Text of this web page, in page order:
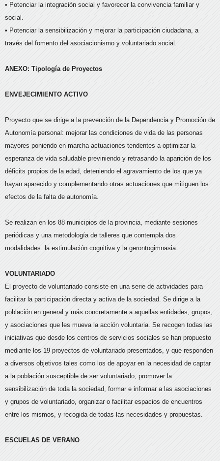
• Potenciar la integración social y favorecer la convivencia familiar y
social.
• Potenciar la sensibilización y mejorar la participación ciudadana, a
través del fomento del asociacionismo y voluntariado social.
ANEXO: Tipología de Proyectos
ENVEJECIMIENTO ACTIVO
Proyecto que se dirige a la prevención de la Dependencia y Promoción de
Autonomía personal: mejorar las condiciones de vida de las personas
mayores poniendo en marcha actuaciones tendentes a optimizar la
esperanza de vida saludable previniendo y retrasando la aparición de los
déficits propios de la edad, deteniendo el agravamiento de los que ya
hayan aparecido y complementando otras actuaciones que mitiguen los
efectos de la falta de autonomía.
Se realizan en los 88 municipios de la provincia, mediante sesiones
periódicas y una metodología de talleres que contempla dos
modalidades: la estimulación cognitiva y la gerontogimnasia.
VOLUNTARIADO
El proyecto de voluntariado consiste en una serie de actividades para
facilitar la participación directa y activa de la sociedad. Se dirige a la
población en general y más concretamente a aquellas entidades, grupos,
y asociaciones que les mueva la acción voluntaria. Se recogen todas las
iniciativas que desde los centros de servicios sociales se han propuesto
mediante los 19 proyectos de voluntariado presentados, y que responden
a diversos objetivos tales como los de apoyar en la necesidad de captar
a la población susceptible de ser voluntariado, promover la
sensibilización de toda la sociedad, formar e informar a las asociaciones
y grupos de voluntariado, organizar o facilitar espacios de encuentros
entre los mismos, y recogida de todas las necesidades y propuestas.
ESCUELAS DE VERANO